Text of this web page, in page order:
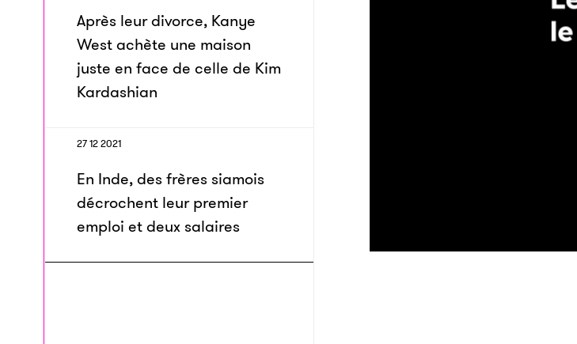
Après leur divorce, Kanye
West achète une maison
juste en face de celle de Kim
Kardashian
27 12 2021
En Inde, des frères siamois
décrochent leur premier
emploi et deux salaires